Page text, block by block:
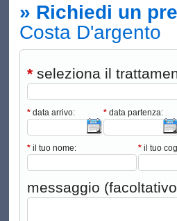
» Richiedi un
Costa D'argento
*seleziona il
*data arrivo: *data partenza:
*il tuo nome: *il tuo
messaggio